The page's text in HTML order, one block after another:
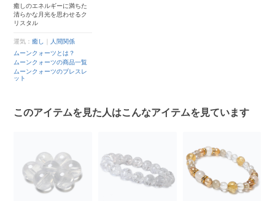
癒しのエネルギーに満ちた
清らかな月光を思わせるク
リスタル
運気：癒し
人間関係
ムーンクォーツとは？
ムーンクォーツの商品一覧
ムーンクォーツのブレスレ
ット
このアイテムを見た人はこんなアイテムを見ています